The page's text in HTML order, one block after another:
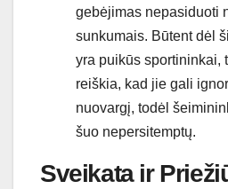
gebėjimas nepasiduoti
sunkumais. Būtent dėl
yra puikūs sportininkai,
reiškia, kad jie gali
nuovargį, todėl
šuo nepersitemptų.
Sveikata ir